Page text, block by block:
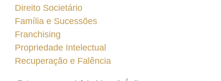
Direito Societário
Família e Sucessões
Franchising
Propriedade Intelectual
Recuperação e Falência